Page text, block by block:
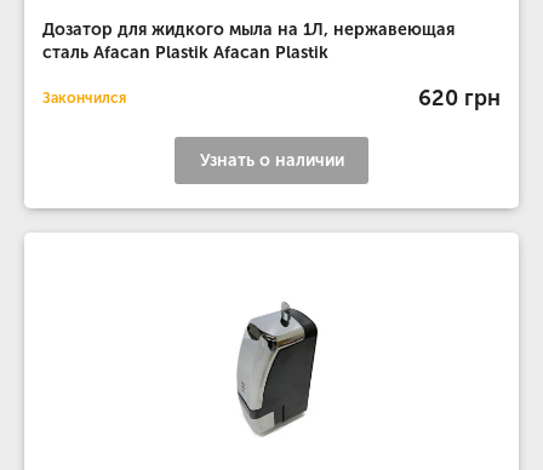
Дозатор для жидкого мыла на 1Л, нержавеющая
сталь Afacan Plastik Afacan Plastik
Закончился 620 грн
Узнать о наличии